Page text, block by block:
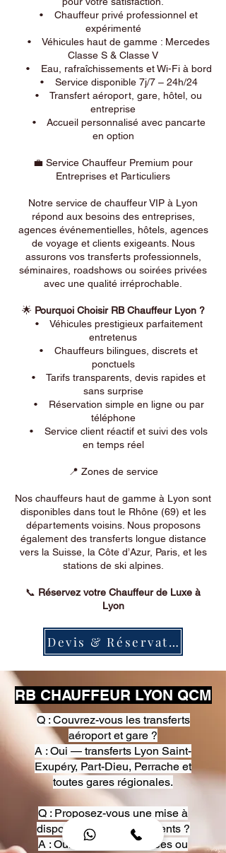
• Chauffeur privé professionnel et
expérimenté
• Véhicules haut de gamme : Mercedes
Classe S & Classe V
• Eau, rafraîchissements et Wi-Fi à bord
• Service disponible 7j/7 – 24h/24
• Transfert aéroport, gare, hôtel, ou
entreprise
• Accueil personnalisé avec pancarte
en option
💼 Service Chauffeur Premium pour
Entreprises et Particuliers
Notre service de chauffeur VIP à Lyon
répond aux besoins des entreprises,
agences événementielles, hôtels, agences
de voyage et clients exigeants. Nous
assurons vos transferts professionnels,
séminaires, roadshows ou soirées privées
avec une qualité irréprochable.
🌟 Pourquoi Choisir RB Chauffeur Lyon ?
• Véhicules prestigieux parfaitement
entretenus
• Chauffeurs bilingues, discrets et
ponctuels
• Tarifs transparents, devis rapides et
sans surprise
• Réservation simple en ligne ou par
téléphone
• Service client réactif et suivi des vols
en temps réel
📍 Zones de service
Nos chauffeurs haut de gamme à Lyon sont
disponibles dans tout le Rhône (69) et les
départements voisins. Nous proposons
également des transferts longue distance
vers la Suisse, la Côte d’Azur, Paris, et les
stations de ski alpines.
📞 Réservez votre Chauffeur de Luxe à
Lyon
Devis & Réservation
RB CHAUFFEUR LYON QCM
Q : Couvrez-vous les transferts
aéroport et gare ?
A : Oui — transferts Lyon Saint-
Exupéry, Part-Dieu, Perrache et
toutes gares régionales.
Q : Proposez-vous une mise à
disposition pour événements ?
A : Oui — heures, journées ou